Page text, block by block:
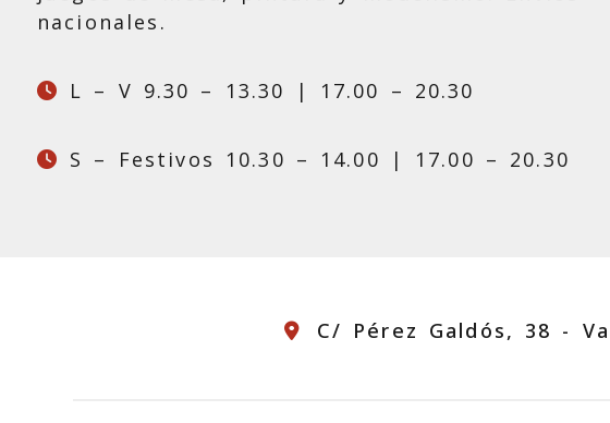
nacionales.
L – V 9.30 – 13.30 | 17.00 – 20.30
S – Festivos 10.30 – 14.00 | 17.00 – 20.30
C/ Pérez Galdós, 38 -